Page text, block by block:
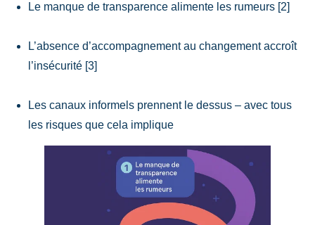
Le manque de transparence alimente les rumeurs [2]
L’absence d’accompagnement au changement accroît
l’insécurité [3]
Les canaux informels prennent le dessus – avec tous
les risques que cela implique